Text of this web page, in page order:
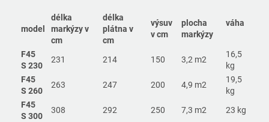
model
délka
markýzy v
cm
délka
plátna v
cm
výsuv
v cm
plocha
markýzy
váha
F45
S 230
231 214 150 3,2 m2
16,5
kg
F45
S 260
263 247 200 4,9 m2
19,5
kg
F45
S 300
308 292 250 7,3 m2 23 kg